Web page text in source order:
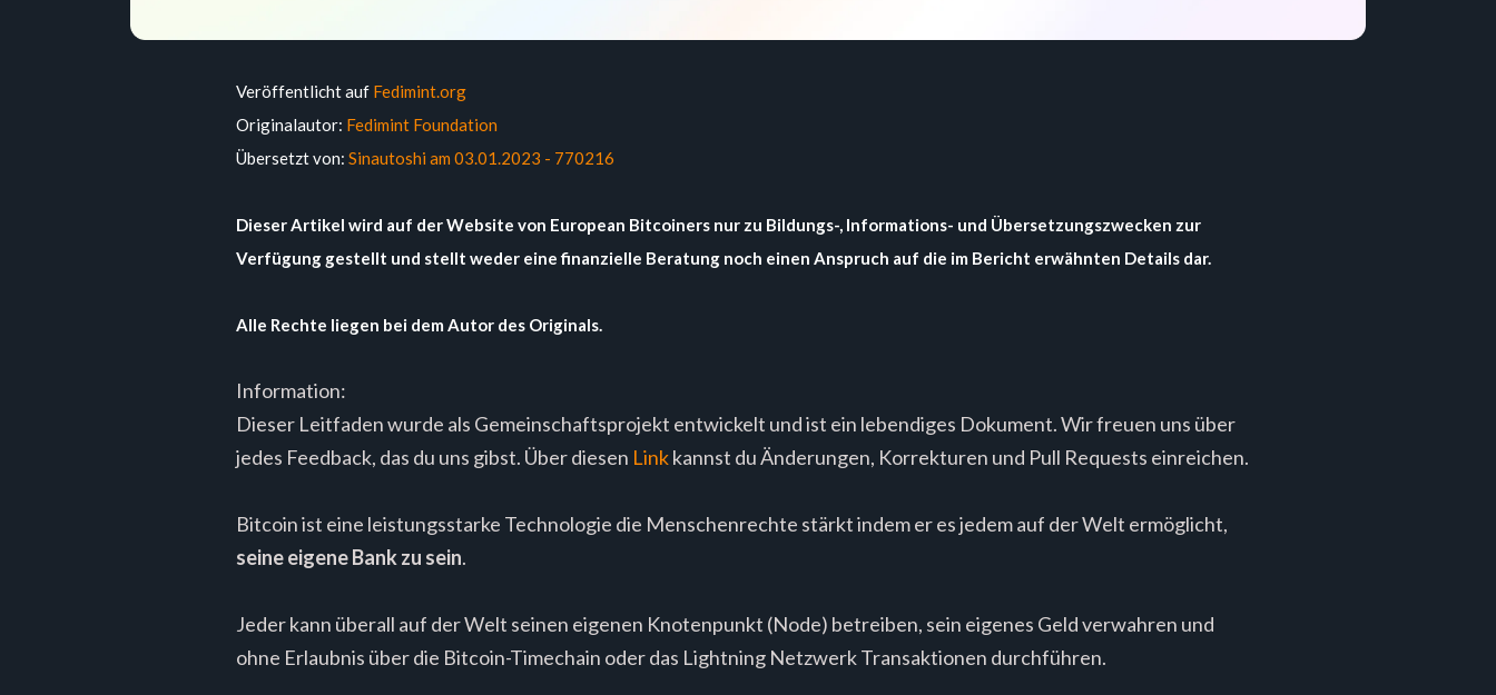
Veröffentlicht auf Fedimint.org
Originalautor: Fedimint Foundation
Übersetzt von: Sinautoshi am 03.01.2023 - 770216
Dieser Artikel wird auf der Website von European Bitcoiners nur zu Bildungs-, Informations- und Übersetzungszwecken zur
Verfügung gestellt und stellt weder eine finanzielle Beratung noch einen Anspruch auf die im Bericht erwähnten Details dar.
Alle Rechte liegen bei dem Autor des Originals.
Information:
Dieser Leitfaden wurde als Gemeinschaftsprojekt entwickelt und ist ein lebendiges Dokument. Wir freuen uns über
jedes Feedback, das du uns gibst. Über diesen Linkkannst du Änderungen, Korrekturen und Pull Requests einreichen.
Bitcoin ist eine leistungsstarke Technologie die Menschenrechte stärkt indem er es jedem auf der Welt ermöglicht,
seine eigene Bank zu sein.
Jeder kann überall auf der Welt seinen eigenen Knotenpunkt (Node) betreiben, sein eigenes Geld verwahren und
ohne Erlaubnis über die Bitcoin-Timechain oder das Lightning Netzwerk Transaktionen durchführen.